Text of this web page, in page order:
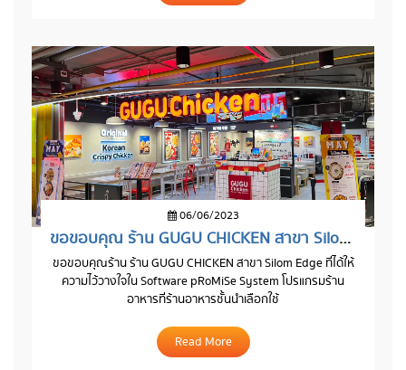
06/06/2023
ขอขอบคุณ ร้าน GUGU CHICKEN สาขา Silom Edge
ขอขอบคุณร้าน ร้าน GUGU CHICKEN สาขา Silom Edge ที่ได้ให้
ความไว้วางใจใน Software pRoMiSe System โปรแกรมร้าน
อาหารที่ร้านอาหารชั้นนำเลือกใช้
Read More